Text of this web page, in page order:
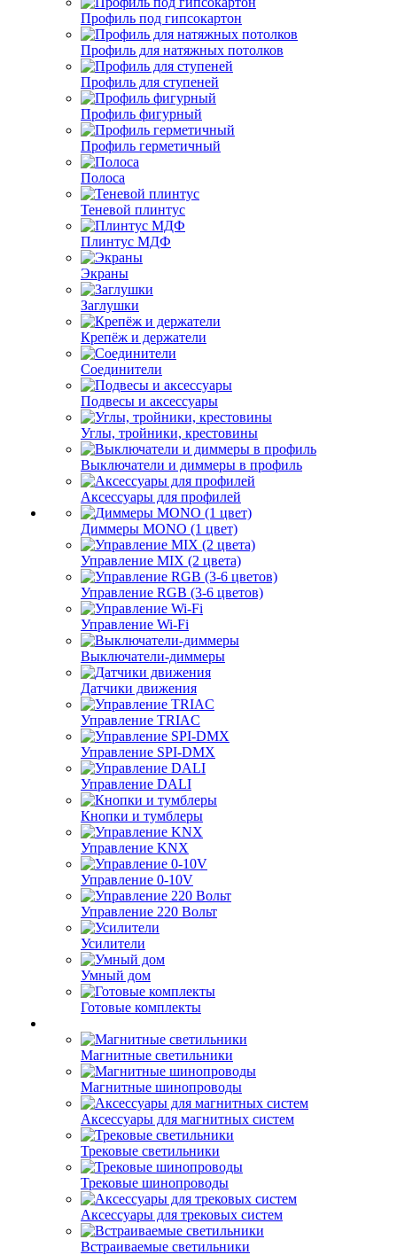
Профиль под гипсокартон
Профиль для натяжных потолков
Профиль для ступеней
Профиль фигурный
Профиль герметичный
Полоса
Теневой плинтус
Плинтус МДФ
Экраны
Заглушки
Крепёж и держатели
Соединители
Подвесы и аксессуары
Углы, тройники, крестовины
Выключатели и диммеры в профиль
Аксессуары для профилей
Диммеры MONO (1 цвет)
Управление MIX (2 цвета)
Управление RGB (3-6 цветов)
Управление Wi-Fi
Выключатели-диммеры
Датчики движения
Управление TRIAC
Управление SPI-DMX
Управление DALI
Кнопки и тумблеры
Управление KNX
Управление 0-10V
Управление 220 Вольт
Усилители
Умный дом
Готовые комплекты
Магнитные светильники
Магнитные шинопроводы
Аксессуары для магнитных систем
Трековые светильники
Трековые шинопроводы
Аксессуары для трековых систем
Встраиваемые светильники